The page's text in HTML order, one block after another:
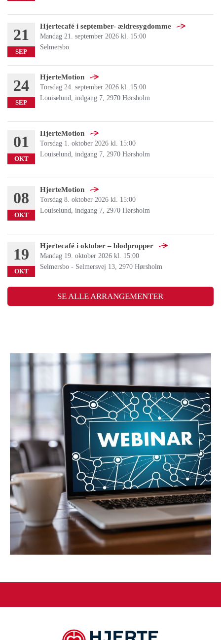
21
SEP
Hjertecafé i september- ældresygdomme
Mandag 21. september 2026 kl. 15:00
Selmersbo
24
SEP
HjerteMotion
Torsdag 24. september 2026 kl. 15:00
Louiselund, indgang 7, 2970 Hørsholm
01
OKT
HjerteMotion
Torsdag 1. oktober 2026 kl. 15:00
Louiselund, indgang 7, 2970 Hørsholm
08
OKT
HjerteMotion
Torsdag 8. oktober 2026 kl. 15:00
Louiselund, indgang 7, 2970 Hørsholm
19
OKT
Hjertecafé i oktober – blodpropper
Mandag 19. oktober 2026 kl. 15:00
Selmersbo - Selmersvej 13, 2970 Hørsholm
SE ALLE ARRANGEMENTER